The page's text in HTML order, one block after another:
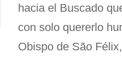
hacia el Buscado
con solo quererlo
Obispo de São